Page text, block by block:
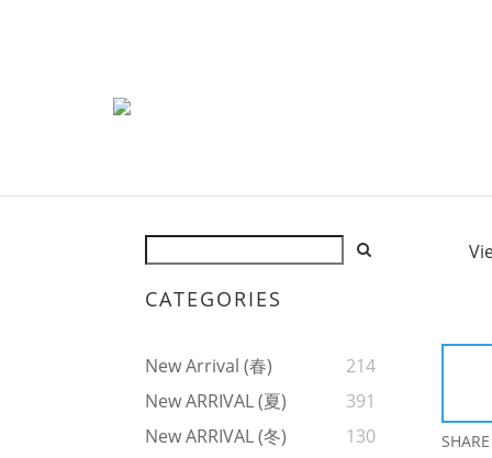
CATEGORIES
New Arrival (春)
214
New ARRIVAL (夏)
391
New ARRIVAL (冬)
130
SHARE